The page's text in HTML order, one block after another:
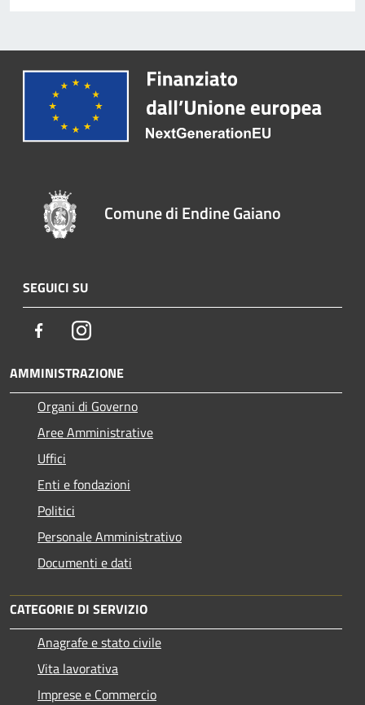
Comune di Endine Gaiano
SEGUICI SU
FacebookInstagram
AMMINISTRAZIONE
Organi di Governo
Aree Amministrative
Uffici
Enti e fondazioni
Politici
Personale Amministrativo
Documenti e dati
CATEGORIE DI SERVIZIO
Anagrafe e stato civile
Vita lavorativa
Imprese e Commercio